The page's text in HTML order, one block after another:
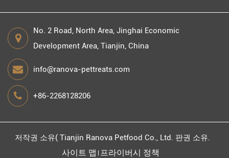
No. 2 Road, North Area, Jinghai Economic
Development Area, Tianjin, China
info@ranova-pettreats.com
+86-2268128206
저작권 소유( Tianjin Ranova Petfood Co., Ltd. 판권 소유.
사이트 맵 프라이버시 정책